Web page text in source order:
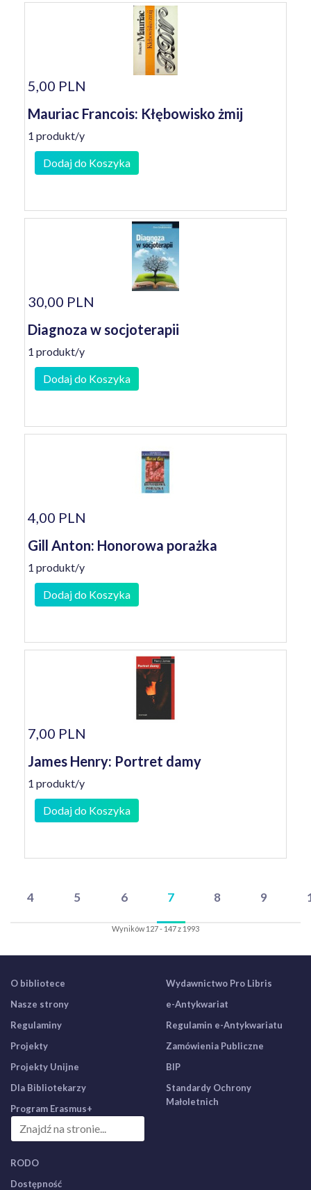
5,00 PLN
Mauriac Francois: Kłębowisko żmij
1 produkt/y
Dodaj do Koszyka
30,00 PLN
Diagnoza w socjoterapii
1 produkt/y
Dodaj do Koszyka
4,00 PLN
Gill Anton: Honorowa porażka
1 produkt/y
Dodaj do Koszyka
7,00 PLN
James Henry: Portret damy
1 produkt/y
Dodaj do Koszyka
4 5 6 7 8 9
Wyników 127 - 147 z 1993
O bibliotece
Nasze strony
Regulaminy
Projekty
Projekty Unijne
Dla Bibliotekarzy
Program Erasmus+
Wydawnictwo Pro Libris
e-Antykwariat
Regulamin e-Antykwariatu
Zamówienia Publiczne
BIP
Standardy Ochrony
Małoletnich
RODO
Dostępność